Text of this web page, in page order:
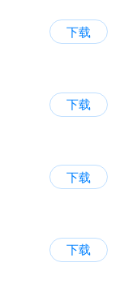
下载
下载
下载
下载